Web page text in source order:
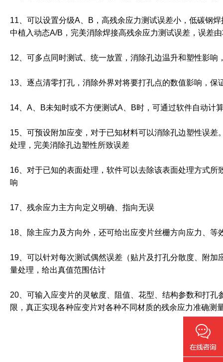
11、可以设置分级A、B，高残余应力测试误差小，低碳钢
中植入动态A/B，完美消除焊接高残余应力测试误差，误差
12、可多点同时测试、统一放置，消除孔边温升和塑性影响
13、逐点清零打孔，消除外界对将要打孔点的数值影响，保
14、A、B未知时或不方便测试A、B时，可通过软件自动计
15、可预设附加应变，对于已知材料可以消除孔边塑性误
处理，完美消除孔边塑性所致误差
16、对于已知的表面处理，软件可以去除该表面处理方式
响
17、残余应力主方向定义明确、指向无误
18、除主应力及方向外，还可给出应变片丝栅方向应力、
19、可以针对每次测试偶然误差（贴片及打孔分散度、附
量处理，给出真值范围估计
20、可输入应变片的灵敏度、阻值、花型、结构参数和打
限，真正实现各种应变片对各种不同材质的残余应力准确测